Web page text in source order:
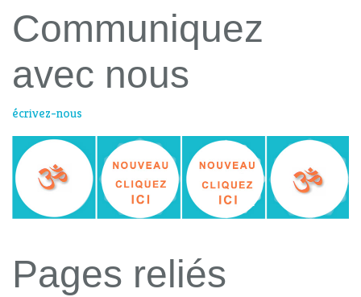
Communiquez
avec nous
écrivez-nous
Pages reliés